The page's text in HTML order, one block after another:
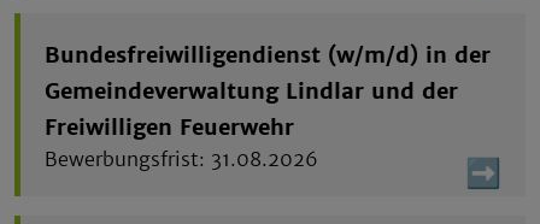
Bundesfreiwilligendienst (w/m/d) in der
Gemeindeverwaltung Lindlar und der
Freiwilligen Feuerwehr
31.08.2026